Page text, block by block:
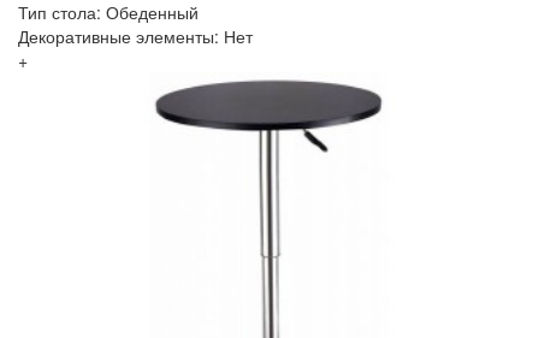
Тип стола: Обеденный
Декоративные элементы: Нет
+